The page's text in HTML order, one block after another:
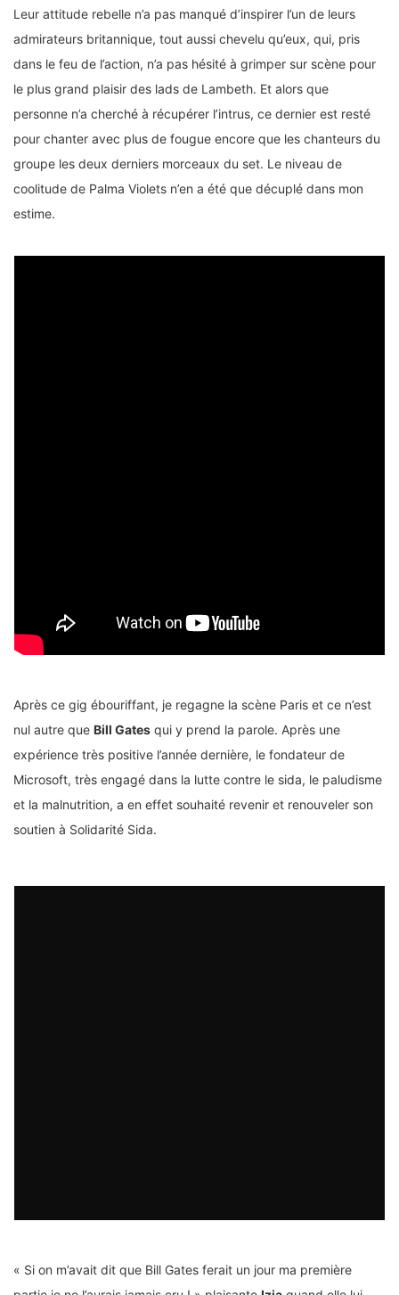
Leur attitude rebelle n’a pas manqué d’inspirer l’un de leurs
admirateurs britannique, tout aussi chevelu qu’eux, qui, pris
dans le feu de l’action, n’a pas hésité à grimper sur scène pour
le plus grand plaisir des lads de Lambeth. Et alors que
personne n’a cherché à récupérer l’intrus, ce dernier est resté
pour chanter avec plus de fougue encore que les chanteurs du
groupe les deux derniers morceaux du set. Le niveau de
coolitude de Palma Violets n’en a été que décuplé dans mon
estime.
Après ce gig ébouriffant, je regagne la scène Paris et ce n’est
nul autre que Bill Gates qui y prend la parole. Après une
expérience très positive l’année dernière, le fondateur de
Microsoft, très engagé dans la lutte contre le sida, le paludisme
et la malnutrition, a en effet souhaité revenir et renouveler son
soutien à Solidarité Sida.
« Si on m’avait dit que Bill Gates ferait un jour ma première